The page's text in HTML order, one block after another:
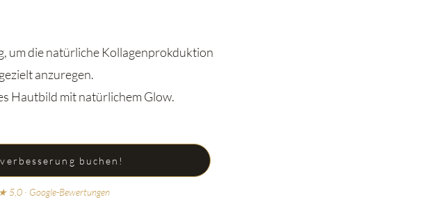
um die natürliche Kollagenprokduktion
anzuregen.
Hautbild mit natürlichem Glow.
buchen!
· Google-Bewertungen